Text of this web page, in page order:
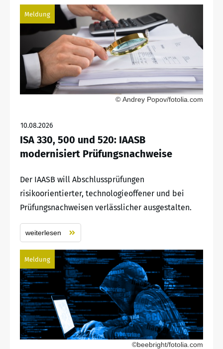
Meldung
© Andrey Popov/fotolia.com
10.08.2026
ISA 330, 500 und 520: IAASB
modernisiert Prüfungsnachweise
Der IAASB will Abschlussprüfungen
risikoorientierter, technologieoffener und bei
Prüfungsnachweisen verlässlicher ausgestalten.
weiterlesen
Meldung
©beebright/fotolia.com